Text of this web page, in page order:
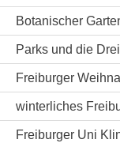
Botanischer
Parks und die
Freiburger
winterliches
Freiburger Uni